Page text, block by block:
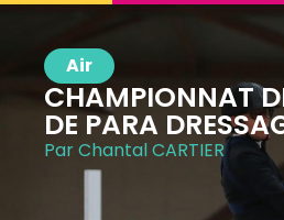
Air
CHAMPIONNAT
DE PARA
Par Chantal CARTIER